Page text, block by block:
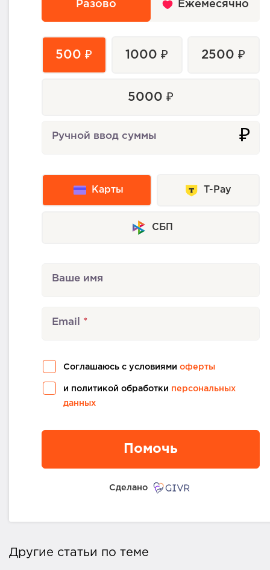
Разово Ежемесячно
500 ₽ 1000 ₽ 2500 ₽
5000 ₽
Ручной ввод суммы ₽
Карты T-Pay
СБП
Ваше имя
Email
Соглашаюсь с условиями оферты
и политикой обработки персональных
данных
Помочь
Сделано
Другие статьи по теме